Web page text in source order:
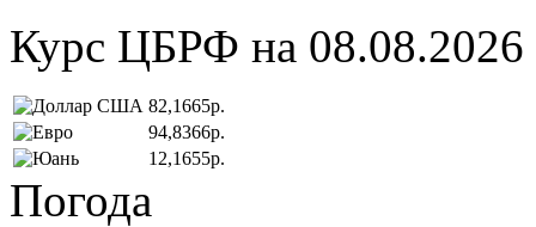
Курс ЦБРФ на 08.08.2026
82,1665р.
94,8366р.
12,1655р.
Погода